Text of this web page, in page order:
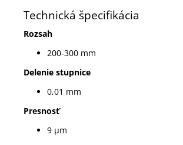
Technická špecifikácia
Rozsah
200-300 mm
Delenie stupnice
0,01 mm
Presnosť
9 µm